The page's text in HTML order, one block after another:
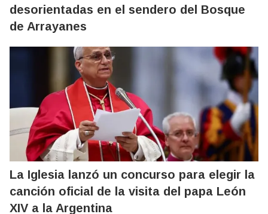
desorientadas en el sendero del Bosque
de Arrayanes
La Iglesia lanzó un concurso para elegir la
canción oficial de la visita del papa León
XIV a la Argentina